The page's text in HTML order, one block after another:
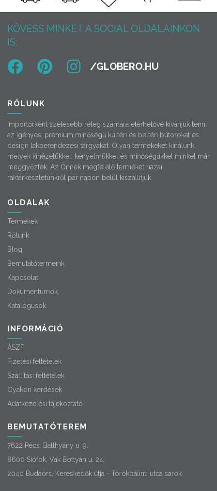
KÖVESS MINKET A SOCIAL OLDALAINKON
IS:
RÓLUNK
Importőrként szélesebb réteg számára elérhetővé kívánjuk tenni
az igényes, prémium minőségű kültéri és beltéri bútorokat és
design lakberendezési tárgyakat. Olyan termékeket kínálunk,
melyek kinézetükkel, kényelmükkel és minőségükkel minket már
meggyőztek. Az Önnek megfelelő terméket hazai
raktárkészletünkről pár napon belül kiszállítjuk.
OLDALAK
Termékek
Rólunk
Blog
Bemutatótermeink
Kapcsolat
Dokumentumok
Katalógusok
INFORMÁCIÓ
ÁSZF
Fizetési feltételek
Szállítási feltételek
Gyakori kérdések
Adatkezelési tájékoztató
BEMUTATÓTEREM
7622 Pécs, Batthyány u. 9.
8600 Siófok, Vak Bottyán u. 24.
2040 Budaörs, Kereskedők útja - Törökbálinti utca sarok